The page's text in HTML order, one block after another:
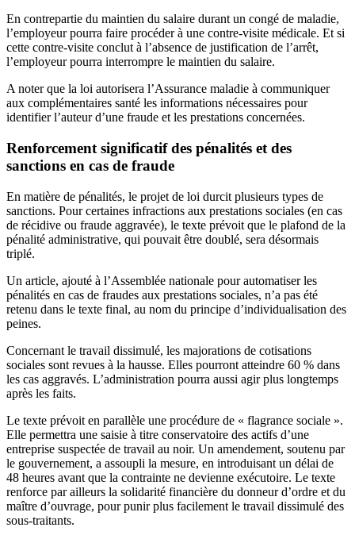
En contrepartie du maintien du salaire durant un congé de maladie,
l’employeur pourra faire procéder à une contre-visite médicale. Et si
cette contre-visite conclut à l’absence de justification de l’arrêt,
l’employeur pourra interrompre le maintien du salaire.
A noter que la loi autorisera l’Assurance maladie à communiquer
aux complémentaires santé les informations nécessaires pour
identifier l’auteur d’une fraude et les prestations concernées.
Renforcement significatif des pénalités et des
sanctions en cas de fraude
En matière de pénalités, le projet de loi durcit plusieurs types de
sanctions. Pour certaines infractions aux prestations sociales (en cas
de récidive ou fraude aggravée), le texte prévoit que le plafond de la
pénalité administrative, qui pouvait être doublé, sera désormais
triplé.
Un article, ajouté à l’Assemblée nationale pour automatiser les
pénalités en cas de fraudes aux prestations sociales, n’a pas été
retenu dans le texte final, au nom du principe d’individualisation des
peines.
Concernant le travail dissimulé, les majorations de cotisations
sociales sont revues à la hausse. Elles pourront atteindre 60 % dans
les cas aggravés. L’administration pourra aussi agir plus longtemps
après les faits.
Le texte prévoit en parallèle une procédure de « flagrance sociale ».
Elle permettra une saisie à titre conservatoire des actifs d’une
entreprise suspectée de travail au noir. Un amendement, soutenu par
le gouvernement, a assoupli la mesure, en introduisant un délai de
48 heures avant que la contrainte ne devienne exécutoire. Le texte
renforce par ailleurs la solidarité financière du donneur d’ordre et du
maître d’ouvrage, pour punir plus facilement le travail dissimulé des
sous-traitants.